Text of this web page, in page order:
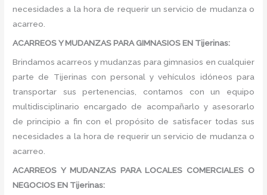
necesidades a la hora de requerir un servicio de mudanza o
acarreo.
ACARREOS Y MUDANZAS PARA GIMNASIOS EN Tijerinas:
Brindamos acarreos y mudanzas para gimnasios en cualquier
parte de Tijerinas con personal y vehículos idóneos para
transportar sus pertenencias, contamos con un equipo
multidisciplinario encargado de acompañarlo y asesorarlo
de principio a fin con el propósito de satisfacer todas sus
necesidades a la hora de requerir un servicio de mudanza o
acarreo.
ACARREOS Y MUDANZAS PARA LOCALES COMERCIALES O
NEGOCIOS EN Tijerinas: